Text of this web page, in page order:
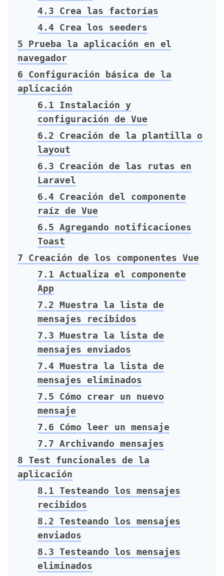
4.3 Crea las factorías
4.4 Crea los seeders
5 Prueba la aplicación en el
navegador
6 Configuración básica de la
aplicación
6.1 Instalación y
configuración de Vue
6.2 Creación de la plantilla o
layout
6.3 Creación de las rutas en
Laravel
6.4 Creación del componente
raíz de Vue
6.5 Agregando notificaciones
Toast
7 Creación de los componentes Vue
7.1 Actualiza el componente
App
7.2 Muestra la lista de
mensajes recibidos
7.3 Muestra la lista de
mensajes enviados
7.4 Muestra la lista de
mensajes eliminados
7.5 Cómo crear un nuevo
mensaje
7.6 Cómo leer un mensaje
7.7 Archivando mensajes
8 Test funcionales de la
aplicación
8.1 Testeando los mensajes
recibidos
8.2 Testeando los mensajes
enviados
8.3 Testeando los mensajes
eliminados